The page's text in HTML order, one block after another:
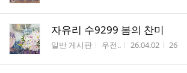
자유리 수9299 봄의 찬미
게시판명
일반 게시판 작성자
우전.. 작성시간
26.04.02 조회수
26